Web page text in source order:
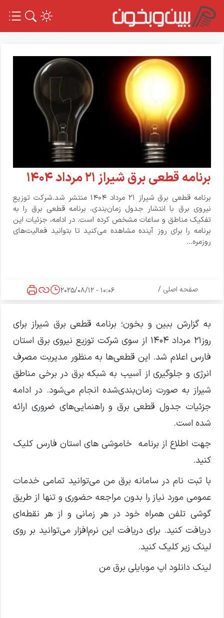
صفحه اصلی /
10:06 - 2025/08/12
برنامه قطعی برق شیراز ۲۱ مرداد ۱۴۰۴
برنامه قطعی برق شیراز ۲۱ مرداد ۱۴۰۴ منتشر شد.شرکت توزیع
نیروی برق با انتشار جدول زمان‌بندی، برنامه قطعی برق را به
تفکیک مناطق و ساعات مشخص کرده است. در ادامه، جزئیات این
برنامه را برای روز آینده مشاهده می‌کنید تا بتوانید فعالیت‌های
روزمره...
به گزارش ببین و بخون؛ برنامه قطعی برق شیراز برای
روز۲۱ مرداد ۱۴۰۴ از سوی شرکت توزیع نیروی برق استان
فارس اعلام شد. این قطعی‌ها به منظور مدیریت مصرف
انرژی و جلوگیری از آسیب به شبکه برق در برخی مناطق
شیراز به صورت زمان‌بندی‌شده انجام می‌شود. در ادامه
جزئیات جدول قطعی برق و راهنمایی‌های ضروری ارائه
شده است.
جهت اطلاع از برنامه خاموشی های استان فارس کلیک
کنید.
با ثبت نام در سامانه برق من می‌توانید تمامی خدمات
عمومی مورد نیاز را بدون مراجعه حضوری و تنها از طریق
گوشی تلفن همراه خود در هر زمانی و از هر نقطه‌ای
دریافت کنید. برای دریافت این نرم‌افزار می‌توانید بر روی
لینک زیر کلیک کنید.
لینک دانلود اپ موبایلی برق من